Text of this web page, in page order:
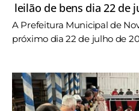
leilão de bens dia 22 de
A Prefeitura Municipal de
próximo dia 22 de julho de